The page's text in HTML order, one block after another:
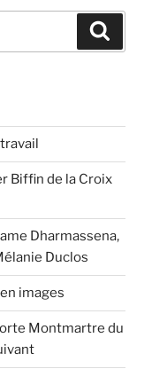
Biffin de la Croix
Dharmassena,
Duclos
images
Montmartre du